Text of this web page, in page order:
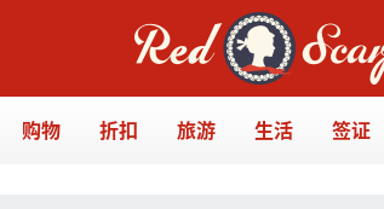
购物 折扣 旅游 生活 签证